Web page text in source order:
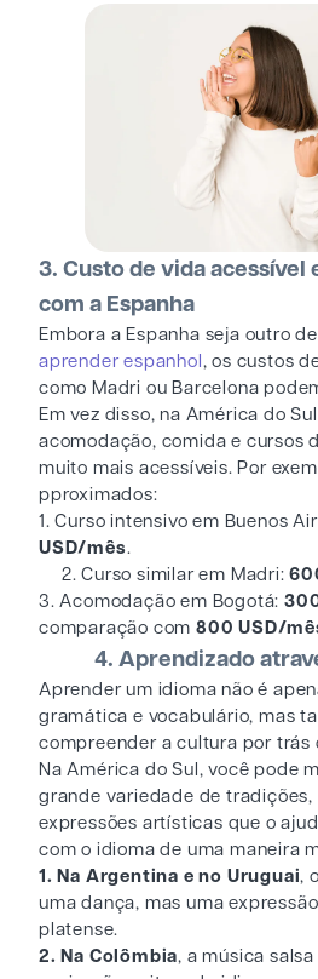
3. Custo de vida acessível
com a Espanha
Embora a Espanha seja outro
aprender espanhol , os custos
como Madri ou Barcelona
Em vez disso, na América do
acomodação, comida e cursos
muito mais acessíveis. Por
pproximados:
1. Curso intensivo em Buenos
USD/mês.
2. Curso similar em Madri:
3. Acomodação em Bogotá:
comparação com800 USD/
4. Aprendizado
Aprender um idioma não é
gramática e vocabulário, mas
compreender a cultura por trás
Na América do Sul, você pode
grande variedade de tradições,
expressões artísticas que o
com o idioma de uma maneira
1. Na Argentina e no Uruguai,
uma dança, mas uma
platense.
2. Na Colômbia, a música